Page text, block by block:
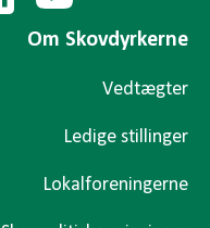
Om Skovdyrkerne
Vedtægter
Ledige stillinger
Lokalforeningerne